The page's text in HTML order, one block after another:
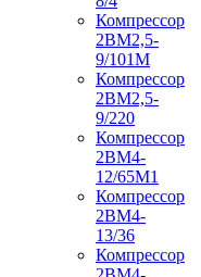
Компрессор
2ВМ2,5-
9/101М
Компрессор
2ВМ2,5-
9/220
Компрессор
2ВМ4-
12/65М1
Компрессор
2ВМ4-
13/36
Компрессор